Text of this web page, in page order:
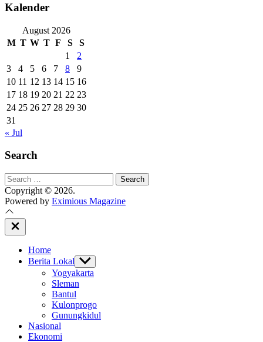
Kalender
August 2026
M T W T F S
S
1
2
3
4 5 6 7 8
9
10 11 12 13 14 15 16
17 18 19 20 21 22 23
24 25 26 27 28 29 30
31
« Jul
Search
Search
for:
Copyright © 2026.
Powered by Eximious Magazine
Close
Off
Home
Berita Lokal Show
sub
menu
Yogyakarta
Sleman
Bantul
Kulonprogo
Gunungkidul
Nasional
Ekonomi